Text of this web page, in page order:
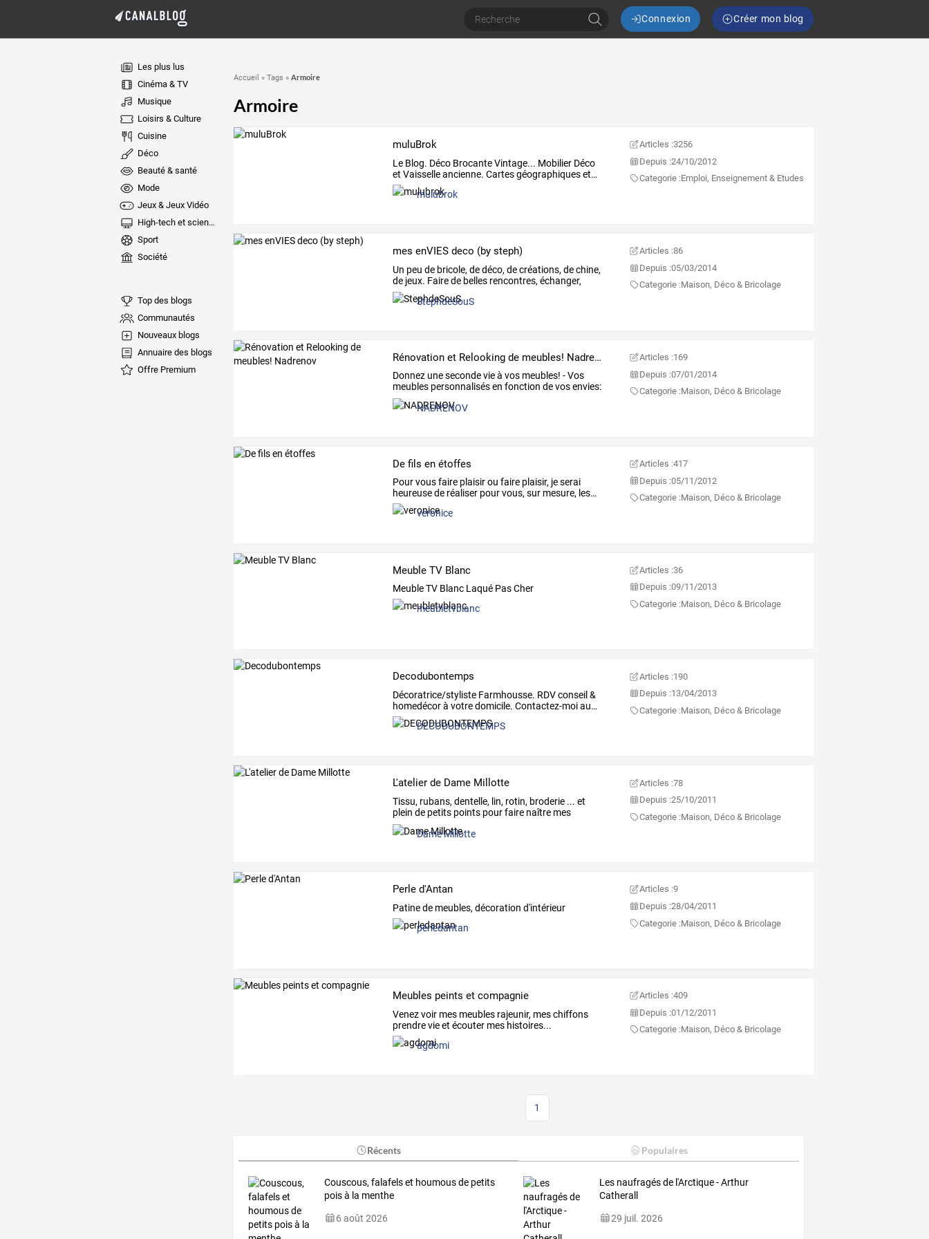
Connexion Créer mon blog
Les plus lus
Cinéma & TV
Musique
Loisirs & Culture
Cuisine
Déco
Beauté & santé
Mode
Jeux & Jeux Vidéo
High-tech et sciences
Sport
Société
Top des blogs
Communautés
Nouveaux blogs
Annuaire des blogs
Offre Premium
Accueil » Tags » Armoire
Armoire
muluBrok
Le Blog. Déco BrocanteVintage... Mobilier Déco
et Vaisselleancienne. Cartesgéographiqueset…
mulubrok
Articles :3256
Depuis :24/10/2012
Categorie :Emploi, Enseignement & Etudes
mes enVIES deco (by steph)
Un peu de bricole, dedéco, decréations, dechine,
de jeux. Fairede belles rencontres, échanger,
s'amuser,
StephdeSouS
Articles :86
Depuis :05/03/2014
Categorie :Maison, Déco & Bricolage
Rénovation et Relooking de meubles! Nadrenov
Donnez unesecondevieà vos meubles! -Vos
meubles personnalisésen fonction devosenvies:
peints,
NADRENOV
Articles :169
Depuis :07/01/2014
Categorie :Maison, Déco & Bricolage
De fils en étoffes
Pourvousfaire plaisirou faire plaisir, jeserai
heureusede réaliser pourvous,sur mesure, les…
veronice
Articles :417
Depuis :05/11/2012
Categorie :Maison, Déco & Bricolage
Meuble TV Blanc
Meuble TV Blanc Laqué Pas Cher
meubletvblanc
Articles :36
Depuis :09/11/2013
Categorie :Maison, Déco & Bricolage
Decodubontemps
Décoratrice/styliste Farmhousse. RDVconseil &
homedécorà votredomicile. Contactez-moiau…
DECODUBONTEMPS
Articles :190
Depuis :13/04/2013
Categorie :Maison, Déco & Bricolage
L'atelier de Dame Millotte
Tissu, rubans, dentelle, lin, rotin, broderie ... et
plein de petits points pourfaire naître mes
personnages
Dame Millotte
Articles :78
Depuis :25/10/2011
Categorie :Maison, Déco & Bricolage
Perle d'Antan
Patine de meubles, décoration d'intérieur
perledantan
Articles :9
Depuis :28/04/2011
Categorie :Maison, Déco & Bricolage
Meubles peints et compagnie
Venez voir mes meubles rajeunir, mes chiffons
prendre vie et écouter mes histoires...
agdomi
Articles :409
Depuis :01/12/2011
Categorie :Maison, Déco & Bricolage
1
Récents Populaires
Couscous, falafels et houmous de petits
pois à la menthe
6 août 2026
Les naufragés de l'Arctique - Arthur
Catherall
29 juil. 2026